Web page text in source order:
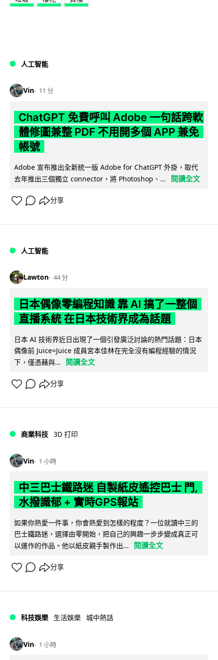
人工智能
Vin 11 分
ChatGPT 免費呼叫 Adobe 一句話跨軟
體修圖兼整 PDF 不用開多個 APP 兼免
帳號
Adobe 宣布推出全新統一版 Adobe for ChatGPT 外掛，取代
去年推出三個獨立 connector，將 Photoshop、...
閱讀全文
分享
人工智能
Lawton 44 分
日本偶像零編程知識 靠 AI 搞了一整個
直播系統 在日本技術界成為話題
日本 AI 技術界近日出現了一個引發廣泛討論的熱門話題：日本
偶像前 Juice=Juice 成員宮本佳林在完全沒有編程經驗的情況
下，僅憑藉與...
閱讀全文
分享
商業科技 3D 打印
Vin 1 小時
中三巴士鐵路迷 自製紙皮遙控巴士 門,
水撥識郁 + 實時GPS報站
如果你熱愛一件事，你會熱愛到怎樣的程度？一位就讀中三的
巴士鐵路迷，選擇由零開始，把自己的興趣一步步變成真正可
以運作的作品。他以紙皮親手製作出...
閱讀全文
分享
科技娛樂 生活娛樂 城中熱話
Vin 1 小時